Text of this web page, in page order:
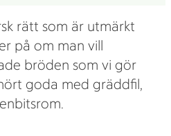
rätt som är utmärkt
på om man vill
bröden som vi gör
goda med gräddfil,